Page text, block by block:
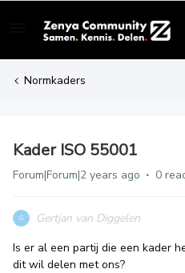
Normkaders
Kader ISO 55001
Forum|Forum|2 years ago 0
G
Gertjan van Diggelen
Is er al een partij die een kader
dit wil delen met ons?